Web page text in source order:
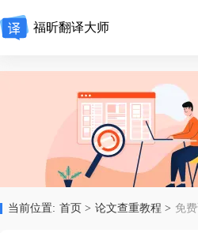
福昕翻译大师
当前位置: 首页 > 论文查重教程 > 免